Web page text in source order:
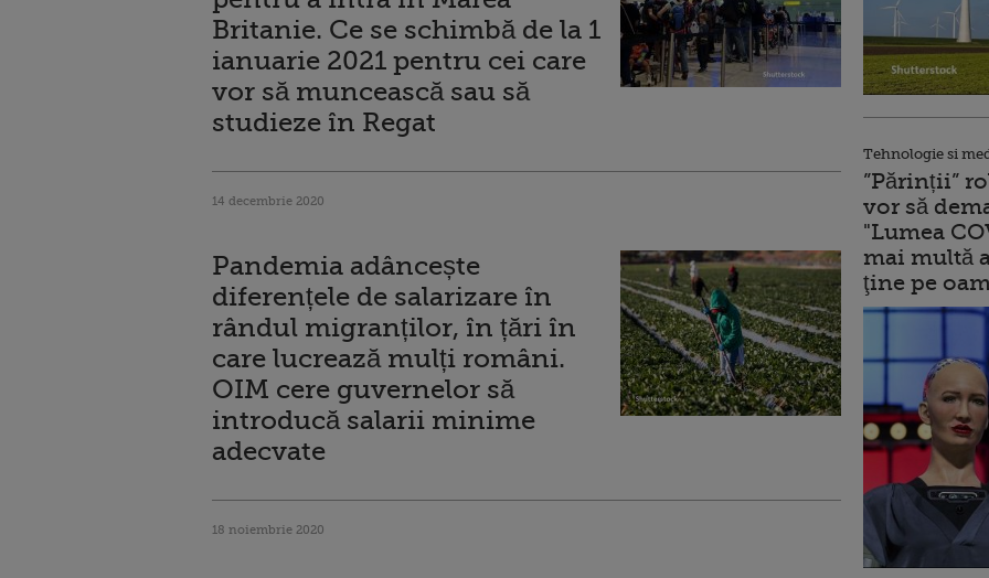
Britanie. Ce se schimbă de la 1
ianuarie 2021 pentru cei care
vor să muncească sau să
studieze în Regat
14 decembrie 2020
Pandemia adâncește
diferențele de salarizare în
rândul migranților, în țări în
care lucrează mulți români.
OIM cere guvernelor să
introducă salarii minime
adecvate
18 noiembrie 2020
Tehnologie si
”Părinții”
vor să
"Lumea
mai multă
ţine pe